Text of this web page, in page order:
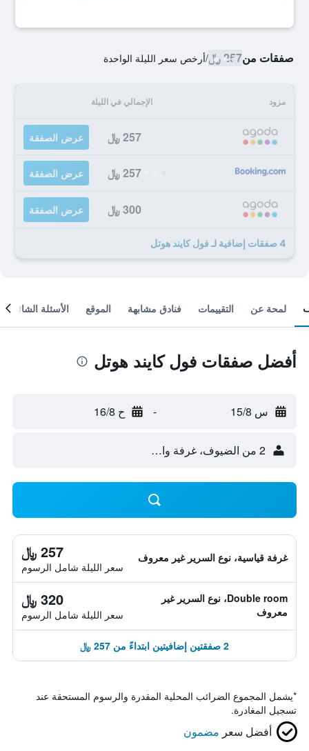
صفقات من257 ﷼ /أرخص سعر الليلة الواحدة
مزود الإجمالي في الليلة
257 ﷼ عرض الصفقة
257 ﷼ عرض الصفقة
300 ﷼ عرض الصفقة
4 صفقات إضافية لـ فول كايند هوتل
لمحة عن التقييمات فنادق مشابهة الموقع الأسئلة الشائعة
أفضل صفقات فول كايند هوتل
س 15/8 - ح 16/8
2 من الضيوف، غرفة واحدة
غرفة قياسية، نوع السرير غير معروف 257 ﷼
سعر الليلة شامل الرسوم
Double room، نوع السرير غير
معروف
320 ﷼
سعر الليلة شامل الرسوم
2 صفقتين إضافيتين ابتداءً من 257 ﷼
*يشمل المجموع الضرائب المحلية المقدرة والرسوم المستحقة عند
تسجيل المغادرة.
أفضل سعر مضمون